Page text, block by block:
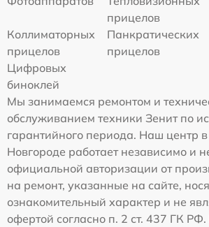
прицелов
Коллиматорных
прицелов
Панкратических
прицелов
Цифровых
биноклей
Мы занимаемся ремонтом и
обслуживанием техники Зенит по
гарантийного периода. Наш центр
Новгороде работает независимо и
официальной авторизации от
на ремонт, указанные на сайте,
ознакомительный характер и не
офертой согласно п. 2 ст. 437 ГК